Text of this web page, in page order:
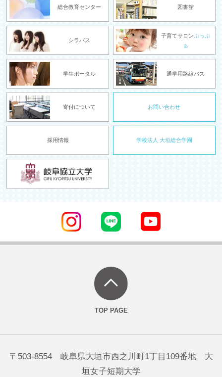
総合教育センター 図書館
シラバス
子育てサロンぷっぷ
ぁ
学生ポータル 通学用路線バス
寄付について お問い合わせ
採用情報 学校法人 大垣総合学園
〒503-8554 岐阜県大垣市西之川町1丁目109番地 大
垣女子短期大学